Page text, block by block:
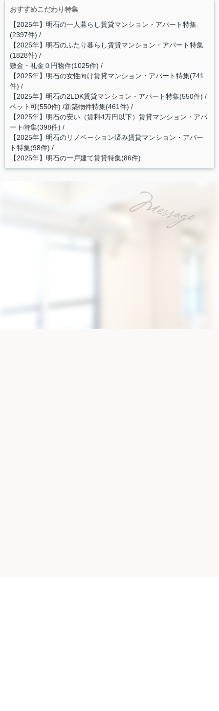
おすすめこだわり特集
【2025年】明石の一人暮らし賃貸マンション・アパート特集
(2397件)
【2025年】明石のふたり暮らし賃貸マンション・アパート特集
(1828件)
敷金・礼金０円物件(1025件)
【2025年】明石の女性向け賃貸マンション・アパート特集(741
件)
【2025年】明石の2LDK賃貸マンション・アパート特集(550件)
ペット可(550件) 新築物件特集(461件)
【2025年】明石の安い（賃料4万円以下）賃貸マンション・アパ
ート特集(398件)
【2025年】明石のリノベーション済み賃貸マンション・アパー
ト特集(98件)
【2025年】明石の一戸建て賃貸特集(86件)